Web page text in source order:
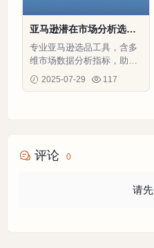
亚马逊潜在市场分析选品
表格-2行-1个子表
专业亚马逊选品工具，含多
维市场数据分析指标，助您
快速找到高潜力低竞争产品
2025-07-29 117
评论 0
请先